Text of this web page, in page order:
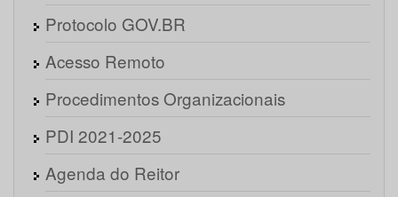
Protocolo GOV.BR
Acesso Remoto
Procedimentos Organizacionais
PDI 2021-2025
Agenda do Reitor